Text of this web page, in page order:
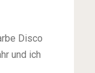
Disco
und ich